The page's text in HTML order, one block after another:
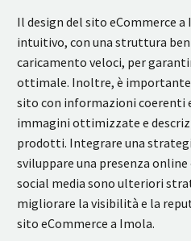
Il design del sito eCommerce a
intuitivo, con una struttura
caricamento veloci, per
ottimale. Inoltre, è
sito con informazioni coerenti
immagini ottimizzate e
prodotti. Integrare una
sviluppare una presenza
social media sono ulteriori
migliorare la visibilità e la
sito eCommerce a Imola.